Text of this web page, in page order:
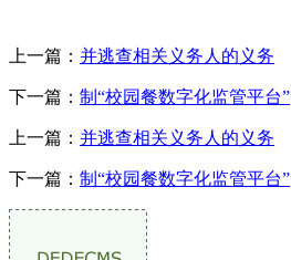
上一篇： 并逃查相关义务人的义务
下一篇： 制“校园餐数字化监管平台”
上一篇： 并逃查相关义务人的义务
下一篇： 制“校园餐数字化监管平台”